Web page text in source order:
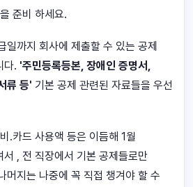
준비 하세요.
일까지 회사에 제출할 수 있는 공제
다. '주민등록등본, 장애인 증명서,
류 등' 기본 공제 관련된 자료들을 우선
.카드 사용액 등은 이듬해 1월
서 , 전 직장에서 기본 공제들로만
머지는 나중에 꼭 직접 챙겨야 할 수